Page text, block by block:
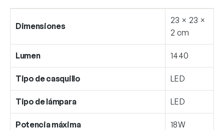
Dimensiones
23 × 23 ×
2 cm
Lumen 1440
Tipo de casquillo LED
Tipo de lámpara LED
Potencia máxima 18W